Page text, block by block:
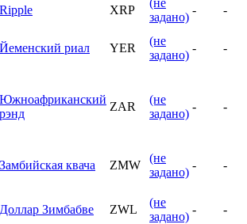
Ripple XRP
задано)
- -
Йеменский риал YER
(не
задано)
- -
Южноафриканский
рэнд
ZAR
(не
задано)
- -
Замбийская квача ZMW
(не
задано)
- -
Доллар Зимбабве ZWL
(не
задано)
- -